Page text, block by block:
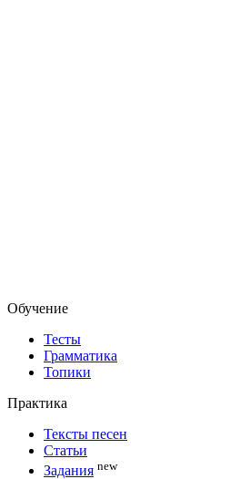
Обучение
Тесты
Грамматика
Топики
Практика
Тексты песен
Статьи
Задания new